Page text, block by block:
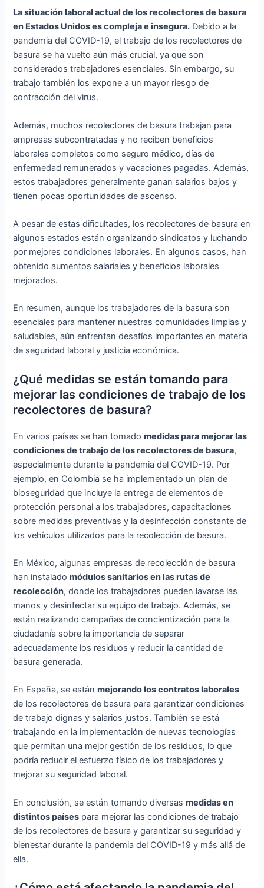
La situación laboral actual de los recolectores de basura
en Estados Unidos es compleja e insegura. Debido a la
pandemia del COVID-19, el trabajo de los recolectores de
basura se ha vuelto aún más crucial, ya que son
considerados trabajadores esenciales. Sin embargo, su
trabajo también los expone a un mayor riesgo de
contracción del virus.
Además, muchos recolectores de basura trabajan para
empresas subcontratadas y no reciben beneficios
laborales completos como seguro médico, días de
enfermedad remunerados y vacaciones pagadas. Además,
estos trabajadores generalmente ganan salarios bajos y
tienen pocas oportunidades de ascenso.
A pesar de estas dificultades, los recolectores de basura en
algunos estados están organizando sindicatos y luchando
por mejores condiciones laborales. En algunos casos, han
obtenido aumentos salariales y beneficios laborales
mejorados.
En resumen, aunque los trabajadores de la basura son
esenciales para mantener nuestras comunidades limpias y
saludables, aún enfrentan desafíos importantes en materia
de seguridad laboral y justicia económica.
¿Qué medidas se están tomando para
mejorar las condiciones de trabajo de los
recolectores de basura?
En varios países se han tomadomedidas para mejorar las
condiciones de trabajo de los recolectores de basura,
especialmente durante la pandemia del COVID-19. Por
ejemplo, en Colombia se ha implementado un plan de
bioseguridad que incluye la entrega de elementos de
protección personal a los trabajadores, capacitaciones
sobre medidas preventivas y la desinfección constante de
los vehículos utilizados para la recolección de basura.
En México, algunas empresas de recolección de basura
han instaladomódulos sanitarios en las rutas de
recolección, donde los trabajadores pueden lavarse las
manos y desinfectar su equipo de trabajo. Además, se
están realizando campañas de concientización para la
ciudadanía sobre la importancia de separar
adecuadamente los residuos y reducir la cantidad de
basura generada.
En España, se estánmejorando los contratos laborales
de los recolectores de basura para garantizar condiciones
de trabajo dignas y salarios justos. También se está
trabajando en la implementación de nuevas tecnologías
que permitan una mejor gestión de los residuos, lo que
podría reducir el esfuerzo físico de los trabajadores y
mejorar su seguridad laboral.
En conclusión, se están tomando diversasmedidas en
distintos países para mejorar las condiciones de trabajo
de los recolectores de basura y garantizar su seguridad y
bienestar durante la pandemia del COVID-19 y más allá de
ella.